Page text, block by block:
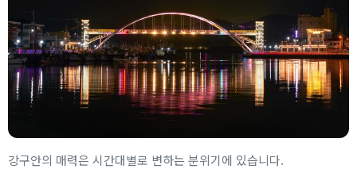
강구안의 매력은 시간대별로 변하는 분위기에 있습니다.